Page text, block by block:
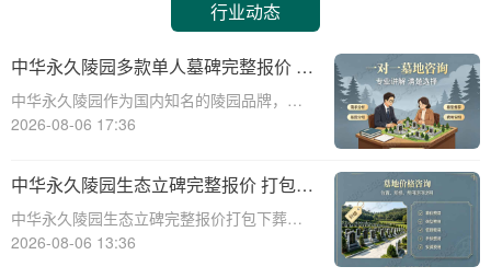
行业动态
中华永久陵园多款单人墓碑完整报价 淡
季下单直降数千元详解
中华永久陵园作为国内知名的陵园品牌，提
供多种单人墓碑选择，满足不同客户的需
墓碑的完整报价，并解释淡季下单直降数千
元的优惠政策，帮助消费者做出明智的选
择。☎ 中华永
2026-08-06 17:36
中华永久陵园生态立碑完整报价 打包下
葬服务同步享折扣详解
中华永久陵园生态立碑完整报价打包下葬服
务同步享折扣详解☎ 中华永久陵园电话:400-
2026-08-06 13:36